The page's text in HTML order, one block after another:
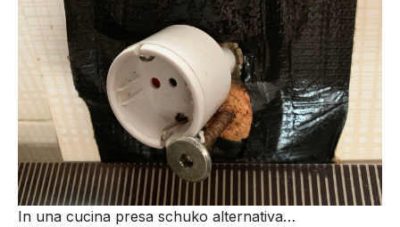
In una cucina presa schuko alternativa…